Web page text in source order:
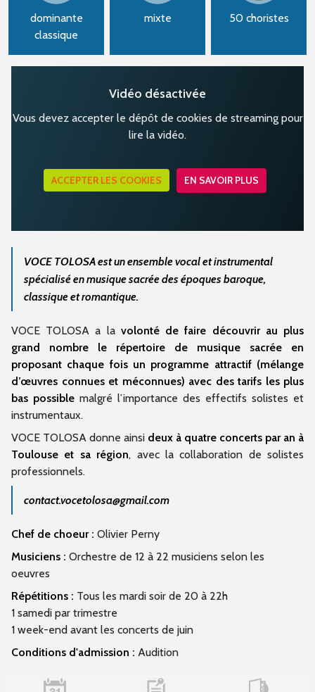
dominante
classique
mixte 50 choristes
Vidéo désactivée
Vous devez accepter le dépôt de cookies de streaming pour
lire la vidéo.
ACCEPTER LES COOKIES EN SAVOIR PLUS
VOCE TOLOSA est un ensemble vocal et instrumental
spécialisé en musique sacrée des époques baroque,
classique et romantique.
VOCE TOLOSA a la volonté de faire découvrir au plus
grand nombre le répertoire de musique sacrée en
proposant chaque fois un programme attractif (mélange
d’œuvres connues et méconnues) avec des tarifs les plus
bas possible malgré l’importance des effectifs solistes et
instrumentaux.
VOCE TOLOSA donne ainsi deux à quatre concerts par an à
Toulouse et sa région, avec la collaboration de solistes
professionnels.
contact.vocetolosa@gmail.com
Chef de choeur : Olivier Perny
Musiciens : Orchestre de 12 à 22 musiciens selon les
oeuvres
Répétitions : Tous les mardi soir de 20 à 22h
1 samedi par trimestre
1 week-end avant les concerts de juin
Conditions d'admission : Audition